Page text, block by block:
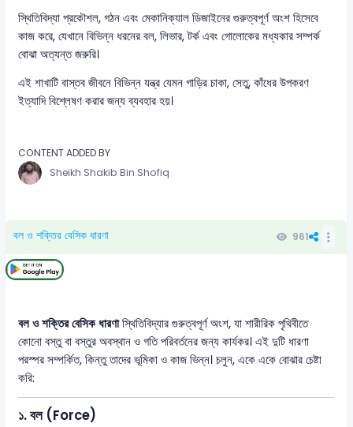
স্থিতিবিদ্যা প্রকৌশল, গঠন এবং মেকানিক্যাল ডিজাইনের গুরুত্বপূর্ণ অংশ হিসেবে
কাজ করে, যেখানে বিভিন্ন ধরনের বল, লিভার, টর্ক এবং গোলোকের মধ্যকার সম্পর্ক
বোঝা অত্যন্ত জরুরি।
এই শাখাটি বাস্তব জীবনে বিভিন্ন যন্ত্র যেমন গাড়ির চাকা, সেতু, কাঁধের উপকরণ
ইত্যাদি বিশ্লেষণ করার জন্য ব্যবহার হয়।
CONTENT ADDED BY
Sheikh Shakib Bin Shofiq
বল ও শক্তির বেসিক ধারণা 961
বল ও শক্তির বেসিক ধারণাস্থিতিবিদ্যার গুরুত্বপূর্ণ অংশ, যা শারীরিক পৃথিবীতে
কোনো বস্তু বা বস্তুর অবস্থান ও গতি পরিবর্তনের জন্য কার্যকর। এই দুটি ধারণা
পরস্পর সম্পর্কিত, কিন্তু তাদের ভূমিকা ও কাজ ভিন্ন। চলুন, একে একে বোঝার চেষ্টা
করি:
১.বল (Force)